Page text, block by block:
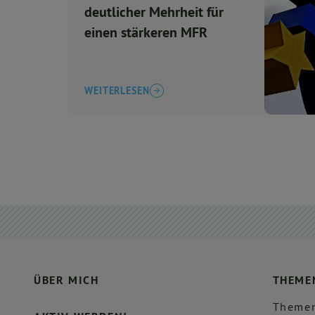
deutlicher Mehrheit für
einen stärkeren MFR
WEITERLESEN
ÜBER MICH